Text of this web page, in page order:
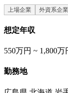
上場企業 外資系企業
想定年収
550万円 ~ 1,800万
勤務地